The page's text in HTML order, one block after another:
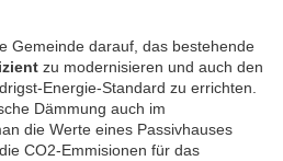
Gemeinde darauf, das bestehende
zu modernisieren und auch den
Energie-Standard zu errichten.
Dämmung auch im
die Werte eines Passivhauses
CO2-Emmisionen für das